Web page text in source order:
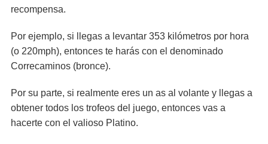
recompensa.
Por ejemplo, si llegas a levantar 353 kilómetros por hora
(o 220mph), entonces te harás con el denominado
Correcaminos (bronce).
Por su parte, si realmente eres un as al volante y llegas a
obtener todos los trofeos del juego, entonces vas a
hacerte con el valioso Platino.